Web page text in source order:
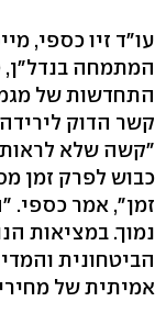
עו"ד זיו כספי,
המתמחה בנדל"ן,
התחדשות של
קשר הדוק
"קשה שלא לראות
כבוש לפרק זמן
זמן", אמר כספי.
נמוך. במציאות
הביטחונית
אמיתית של